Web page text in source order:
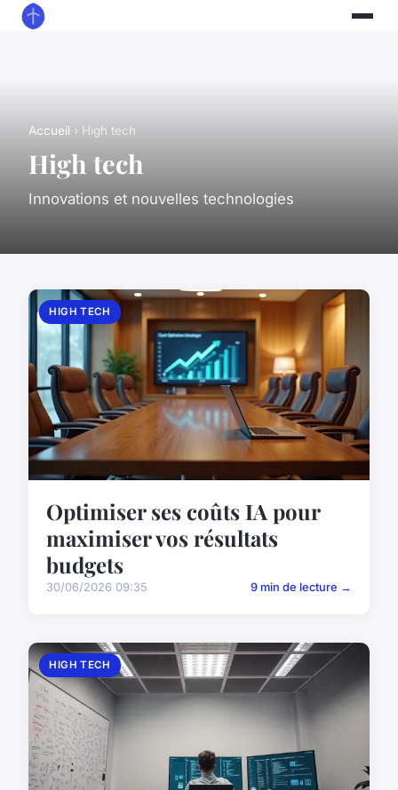
Accueil › High tech
High tech
Innovations et nouvelles technologies
HIGH TECH
Optimiser ses coûts IA pour
maximiser vos résultats
budgets
30/06/2026 09:35 9 min de lecture →
HIGH TECH